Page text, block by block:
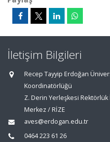
İletişim Bilgileri
Recep Tayyip Erdoğan
Koordinatörlüğü
Z. Derin Yerleşkesi Rektörlük
Merkez / RİZE
aves@erdogan.edu.tr
0464 223 61 26